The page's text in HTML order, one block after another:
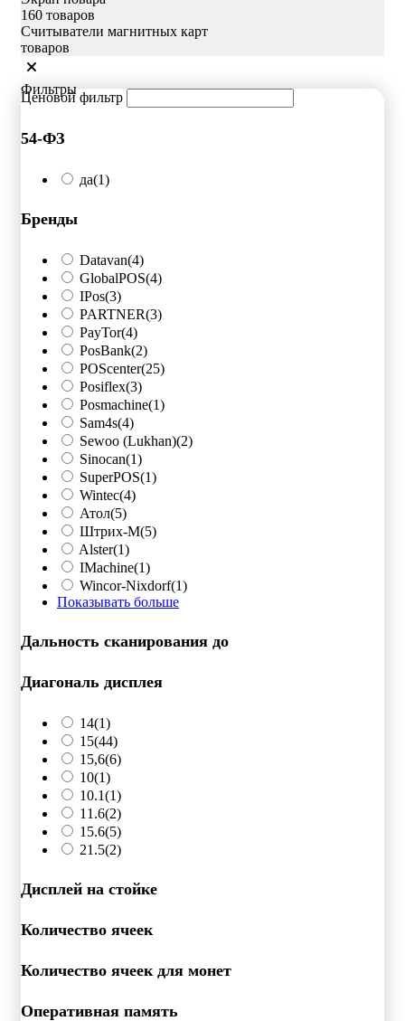
160 товаров
Считыватели магнитных карт
товаров
Фильтры
Ценовой фильтр
54-ФЗ
да(1)
Бренды
Datavan(4)
GlobalPOS(4)
IPos(3)
PARTNER(3)
PayTor(4)
PosBank(2)
POScenter(25)
Posiflex(3)
Posmachine(1)
Sam4s(4)
Sewoo (Lukhan)(2)
Sinocan(1)
SuperPOS(1)
Wintec(4)
Атол(5)
Штрих-М(5)
Alster(1)
IMachine(1)
Wincor-Nixdorf(1)
Показывать больше
Дальность сканирования до
Диагональ дисплея
14(1)
15(44)
15,6(6)
10(1)
10.1(1)
11.6(2)
15.6(5)
21.5(2)
Дисплей на стойке
Количество ячеек
Количество ячеек для монет
Оперативная память